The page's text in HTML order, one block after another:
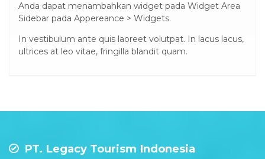
Anda dapat menambahkan widget pada Widget Area
Sidebar pada Appereance > Widgets.
In vestibulum ante quis laoreet volutpat. In lacus lacus,
ultrices at leo vitae, fringilla blandit quam.
PT. Legacy Tourism Indonesia